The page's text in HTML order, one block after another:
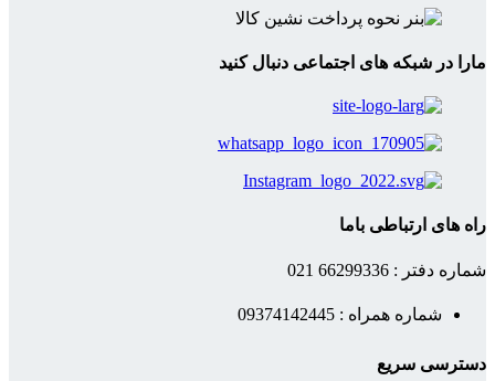
مارا در شبکه های اجتماعی دنبال کنید
راه های ارتباطی باما
شماره دفتر : 66299336 021
شماره همراه : 09374142445
دسترسی سریع